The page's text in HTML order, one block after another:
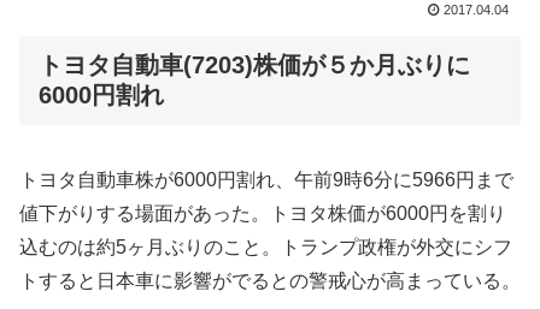
2017.04.04
トヨタ自動車(7203)株価が５か月ぶりに
6000円割れ
トヨタ自動車株が6000円割れ、午前9時6分に5966円まで
値下がりする場面があった。トヨタ株価が6000円を割り
込むのは約5ヶ月ぶりのこと。トランプ政権が外交にシフ
トすると日本車に影響がでるとの警戒心が高まっている。